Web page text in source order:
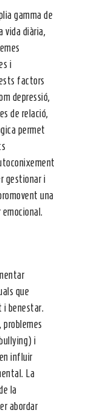
gamma de
vida diària,
i
factors
depressió,
de relació,
permet
gestionar i
una
que
i benestar.
i
influir
La
la
abordar